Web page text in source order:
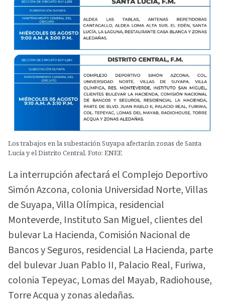
Los trabajos en la subestación Suyapa afectarán zonas de Santa
Lucía y el Distrito Central. Foto: ENEE
La interrupción afectará el Complejo Deportivo
Simón Azcona, colonia Universidad Norte, Villas
de Suyapa, Villa Olímpica, residencial
Monteverde, Instituto San Miguel, clientes del
bulevar La Hacienda, Comisión Nacional de
Bancos y Seguros, residencial La Hacienda, parte
del bulevar Juan Pablo II, Palacio Real, Furiwa,
colonia Tepeyac, Lomas del Mayab, Radiohouse,
Torre Acqua y zonas aledañas.